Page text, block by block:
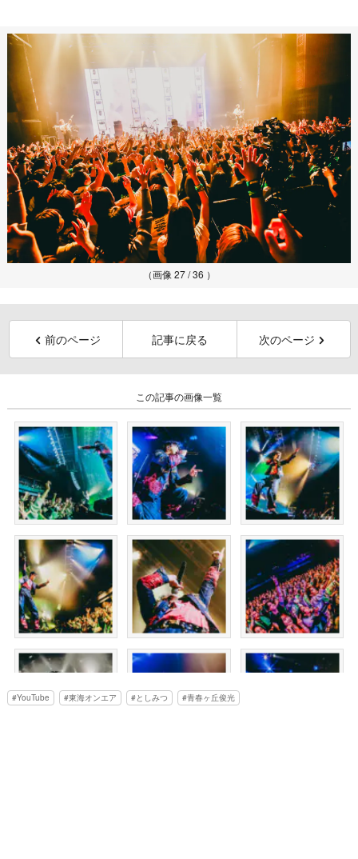
（画像 27 / 36 ）
前のページ 記事に戻る 次のページ
この記事の画像一覧
YouTube 東海オンエア としみつ 青春ヶ丘俊光